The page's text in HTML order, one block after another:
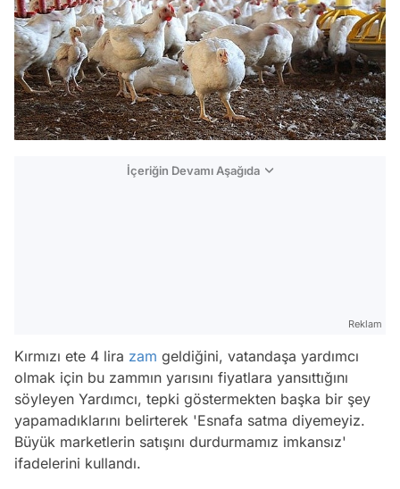
İçeriğin Devamı Aşağıda
Reklam
Kırmızı ete 4 lira zam geldiğini, vatandaşa yardımcı
olmak için bu zammın yarısını fiyatlara yansıttığını
söyleyen Yardımcı, tepki göstermekten başka bir şey
yapamadıklarını belirterek 'Esnafa satma diyemeyiz.
Büyük marketlerin satışını durdurmamız imkansız'
ifadelerini kullandı.